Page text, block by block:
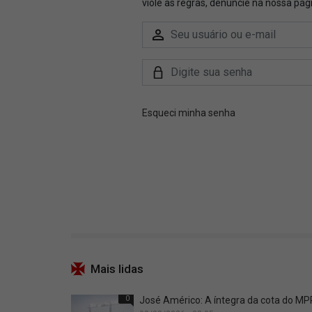
Mais lidas
0 José Américo: A íntegra da cota do